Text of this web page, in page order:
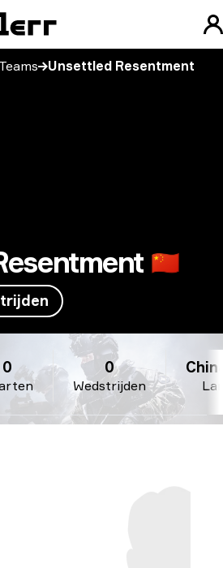
Unsettled Resentment
🇨🇳
0
Wedstrijden
0